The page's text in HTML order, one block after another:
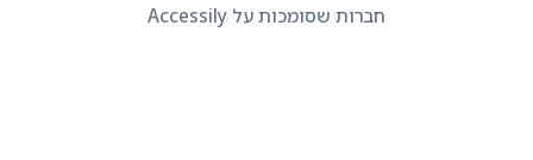
חברות שסומכות על Accessily